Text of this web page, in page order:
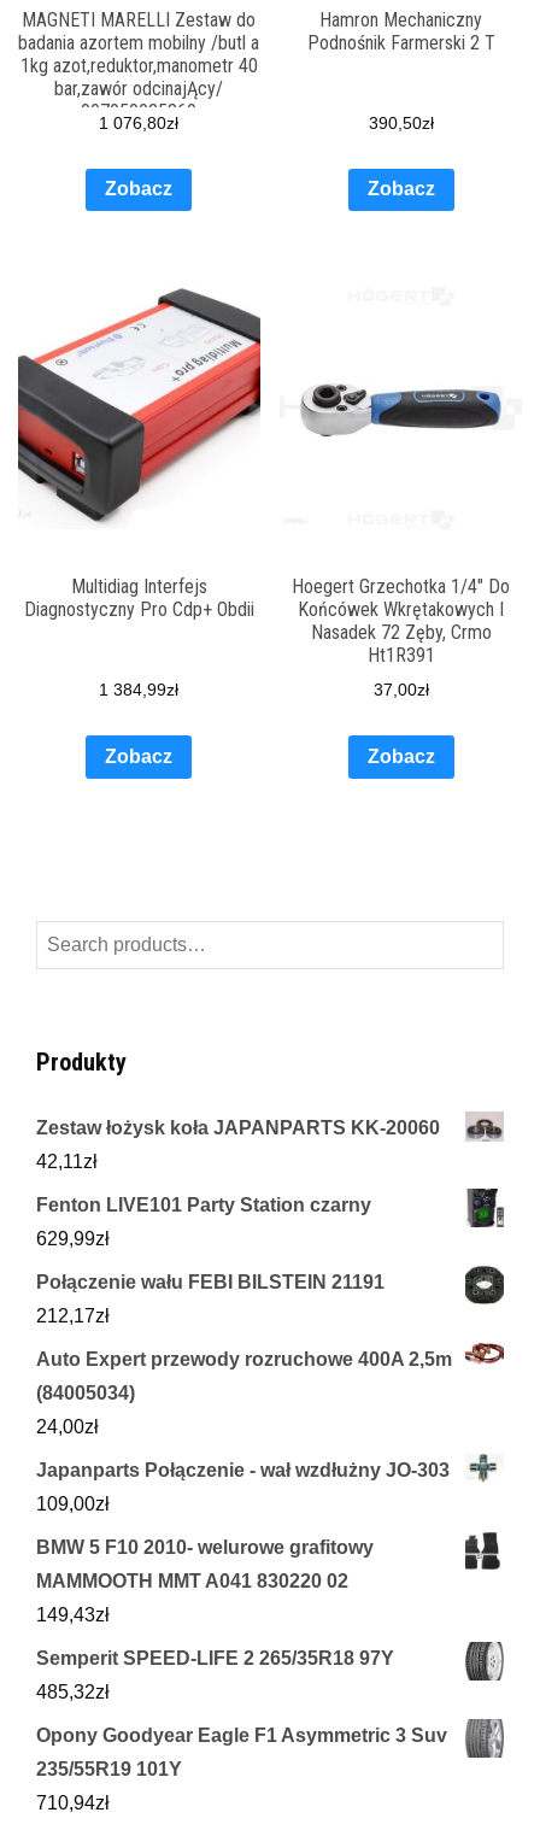
MAGNETI MARELLI Zestaw do
badania azortem mobilny /butl a
1kg azot,reduktor,manometr 40
bar,zawór odcinajĄcy/
007950025860
1 076,80zł
Zobacz
Hamron Mechaniczny
Podnośnik Farmerski 2 T
390,50zł
Zobacz
Multidiag Interfejs
Diagnostyczny Pro Cdp+ Obdii
1 384,99zł
Zobacz
Hoegert Grzechotka 1/4″ Do
Końcówek Wkrętakowych I
Nasadek 72 Zęby, Crmo
Ht1R391
37,00zł
Zobacz
Search
for:
Produkty
Zestaw łożysk koła JAPANPARTS KK-20060
42,11zł
Fenton LIVE101 Party Station czarny
629,99zł
Połączenie wału FEBI BILSTEIN 21191
212,17zł
Auto Expert przewody rozruchowe 400A 2,5m
(84005034)
24,00zł
Japanparts Połączenie - wał wzdłużny JO-303
109,00zł
BMW 5 F10 2010- welurowe grafitowy
MAMMOOTH MMT A041 830220 02
149,43zł
Semperit SPEED-LIFE 2 265/35R18 97Y
485,32zł
Opony Goodyear Eagle F1 Asymmetric 3 Suv
235/55R19 101Y
710,94zł